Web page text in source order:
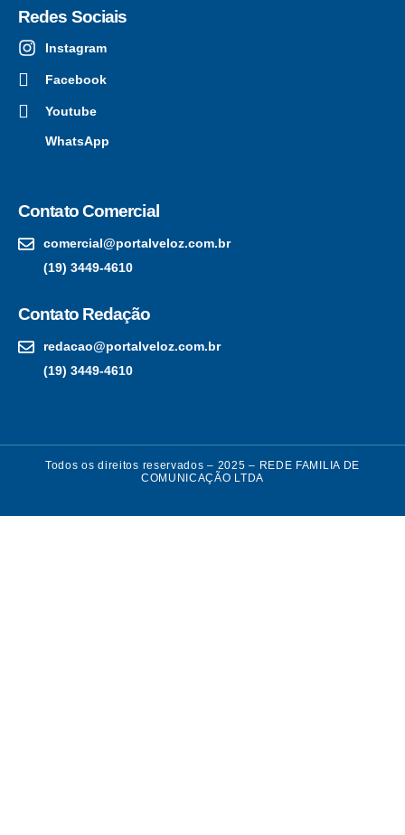
Redes Sociais
Instagram
Facebook
Youtube
WhatsApp
Contato Comercial
comercial@portalveloz.com.br
(19) 3449-4610
Contato Redação
redacao@portalveloz.com.br
(19) 3449-4610
Todos os direitos reservados – 2025 – REDE FAMILIA DE
COMUNICAÇÃO LTDA